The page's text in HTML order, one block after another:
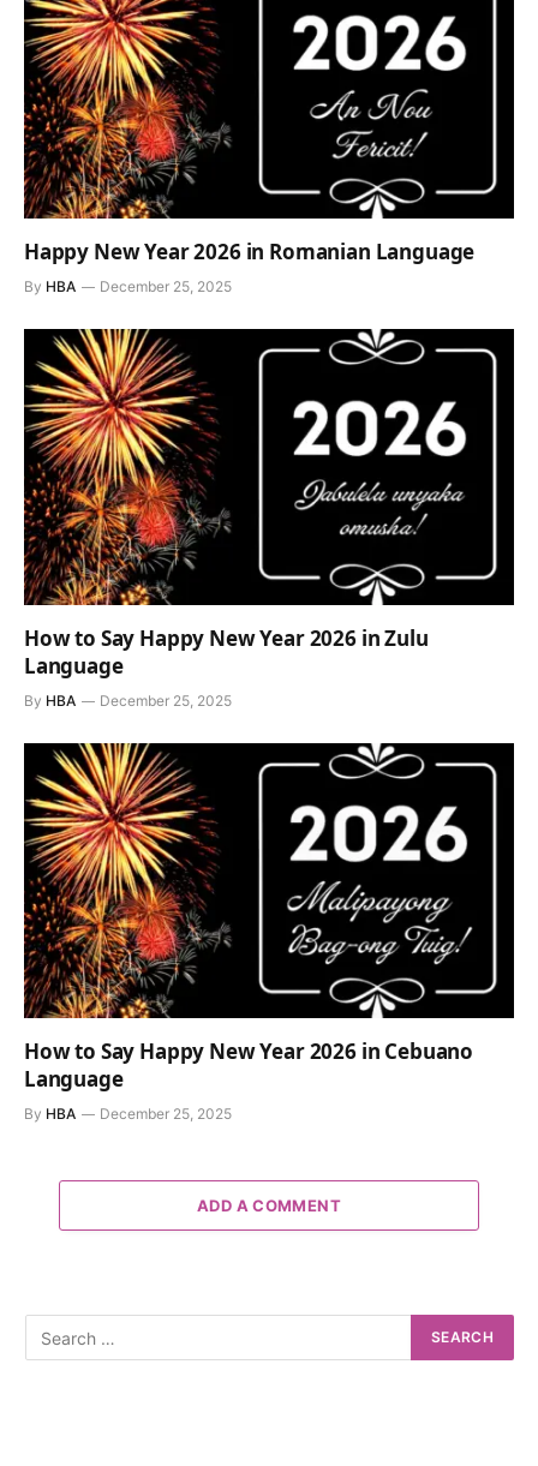
Happy New Year 2026 in Romanian Language
By HBA December 25, 2025
How to Say Happy New Year 2026 in Zulu
Language
By HBA December 25, 2025
How to Say Happy New Year 2026 in Cebuano
Language
By HBA December 25, 2025
ADD A COMMENT